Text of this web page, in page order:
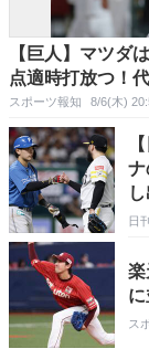
【巨人】マツダ
点適時打放つ！
スポーツ報知 8/6(木)
ナ
日
ス